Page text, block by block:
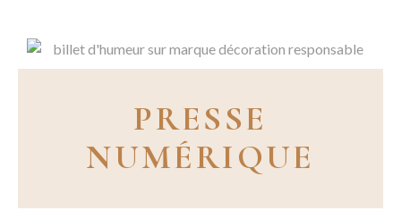
PRESSE
NUMÉRIQUE